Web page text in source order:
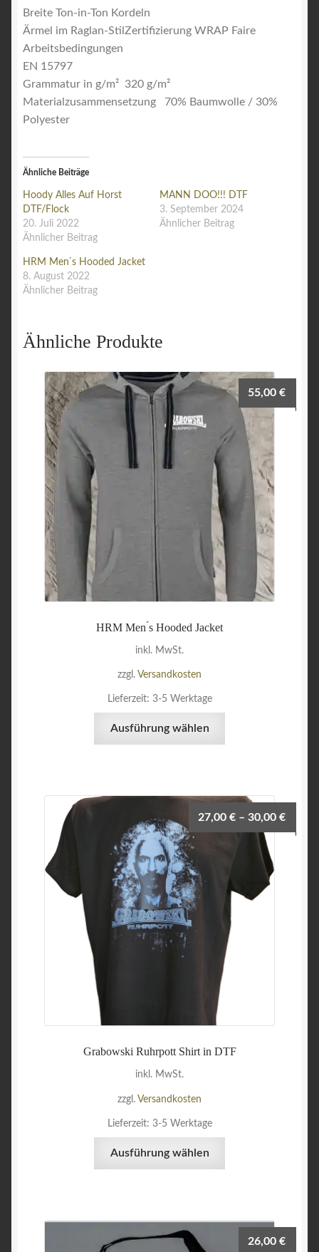
Breite Ton-in-Ton Kordeln
Ärmel im Raglan-StilZertifizierung WRAP Faire
Arbeitsbedingungen
EN 15797
Grammatur in g/m² 320 g/m²
Materialzusammensetzung 70% Baumwolle / 30%
Polyester
Ähnliche Beiträge
Hoody Alles Auf Horst
DTF/Flock
20. Juli 2022
Ähnlicher Beitrag
MANN DOO!!! DTF
3. September 2024
Ähnlicher Beitrag
HRM Men ́s Hooded Jacket
8. August 2022
Ähnlicher Beitrag
Ähnliche Produkte
HRM Men ́s Hooded Jacket
55,00€
inkl. MwSt.
zzgl. Versandkosten
Lieferzeit: 3-5 Werktage
Ausführung wählen
Optionen
auf
der
Produktseite
gewählt
werden
Grabowski Ruhrpott Shirt in DTF
27,00€ –30,00€
inkl. MwSt.
zzgl. Versandkosten
Lieferzeit: 3-5 Werktage
Ausführung wählen
26,00€